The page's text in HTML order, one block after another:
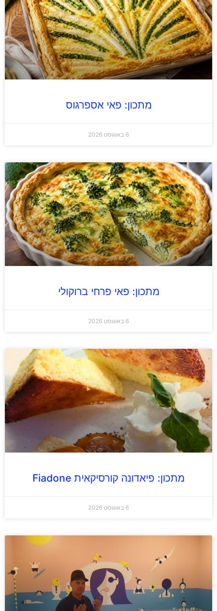
מתכון: פאי אספרגוס
6 באוגוסט 2026
מתכון: פאי פרחי ברוקולי
6 באוגוסט 2026
מתכון: פיאדונה קורסיקאית Fiadone
6 באוגוסט 2026